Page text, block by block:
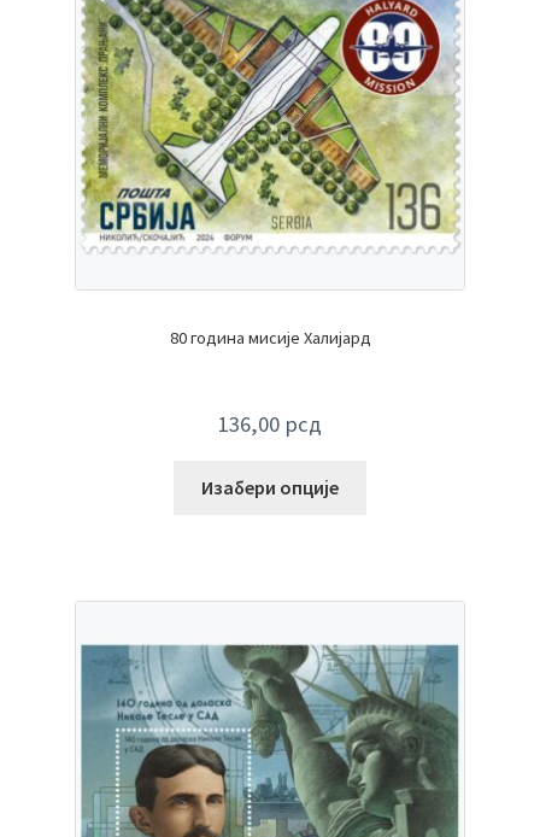
80 година мисије Халијард
136,00 рсд
Изабери опције